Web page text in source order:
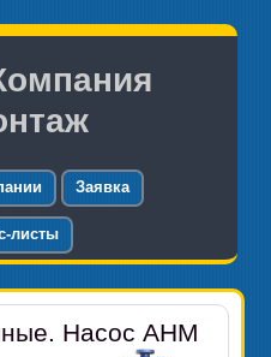
Заявка
листы
Насос АНМ